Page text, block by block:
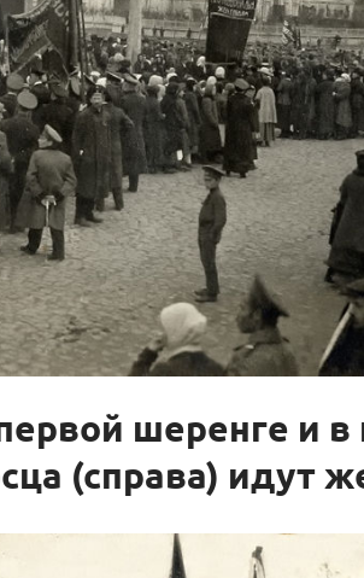
шеренге и в
(справа) идут